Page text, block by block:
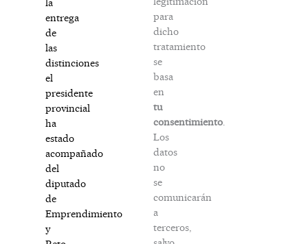
la
entrega
de
las
distinciones
el
presidente
provincial
ha
estado
acompañado
del
diputado
de
Emprendimiento
y
para
dicho
tratamiento
se
basa
en
tu
consentimiento
Los
datos
no
se
comunicarán
a
terceros,